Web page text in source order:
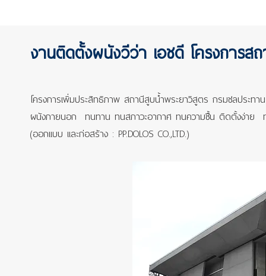
งานติดตั้งผนังวีว่า เอชดี โครงการส
โครงการเพิ่มประสิทธิภาพ สถานีสูบน้ำพระยาวิสูตร กรมชลประท
ผนังภายนอก ทนทาน ทนสภาวะอากาศ ทนความชื้น ติดตั้งง่าย
(ออกแบบ และก่อสร้าง : PP.DOLOS CO.,LTD.)